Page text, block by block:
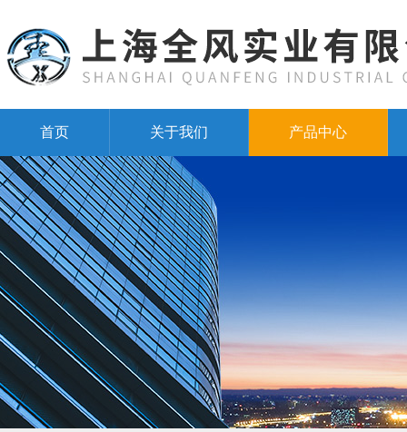
首页 关于我们 产品中心